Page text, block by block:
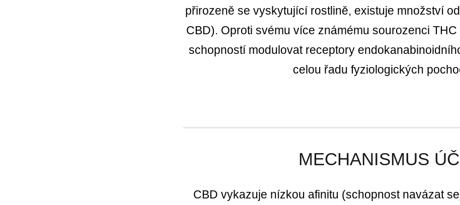
přirozeně se vyskytující rostlině, existuje množství
CBD). Oproti svému více známému sourozenci
schopností modulovat receptory
celou řadu fyziologických
MECHANISMUS
CBD vykazuje nízkou afinitu (schopnost navázat